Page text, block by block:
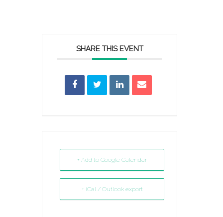
SHARE THIS EVENT
+ Add to Google Calendar
+ iCal / Outlook export